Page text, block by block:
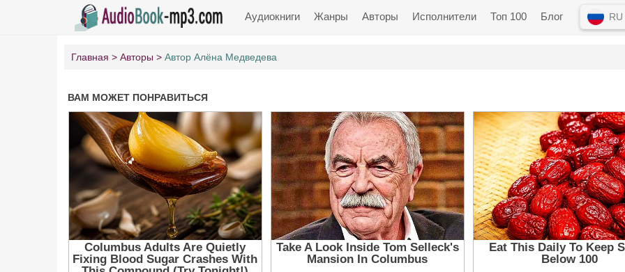
Аудиокниги Жанры Авторы Исполнители Топ 100 Блог RU
Главная Авторы Автор Алёна Медведева